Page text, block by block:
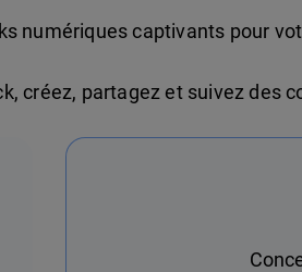
numériques captivants pour
créez, partagez et suivez des